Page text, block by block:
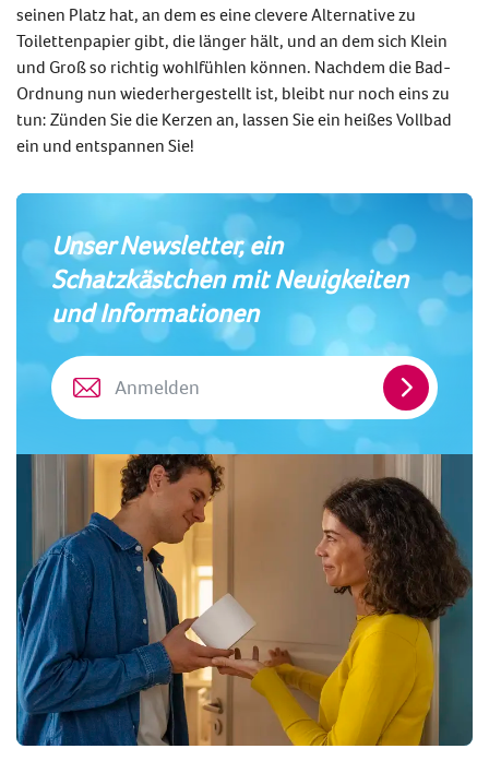
Unser Newsletter, ein
Schatzkästchen mit Neuigkeiten
und Informationen
Anmelden
seinen Platz hat, an dem es eine clevere Alternative zu
Toilettenpapier gibt, die länger hält, und an dem sich Klein
und Groß so richtig wohlfühlen können. Nachdem die Bad-
Ordnung nun wiederhergestellt ist, bleibt nur noch eins zu
tun: Zünden Sie die Kerzen an, lassen Sie ein heißes Vollbad
ein und entspannen Sie!